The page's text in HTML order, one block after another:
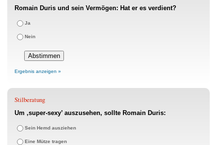
Romain Duris und sein Vermögen: Hat er es verdient?
Ja
Nein
Ergebnis anzeigen »
Stilberatung
Um ‚super-sexy’ auszusehen, sollte Romain Duris:
Sein Hemd ausziehen
Eine Mütze tragen